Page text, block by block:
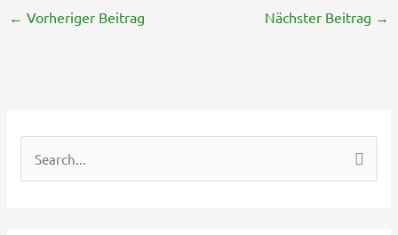
← Vorheriger Beitrag Nächster Beitrag →